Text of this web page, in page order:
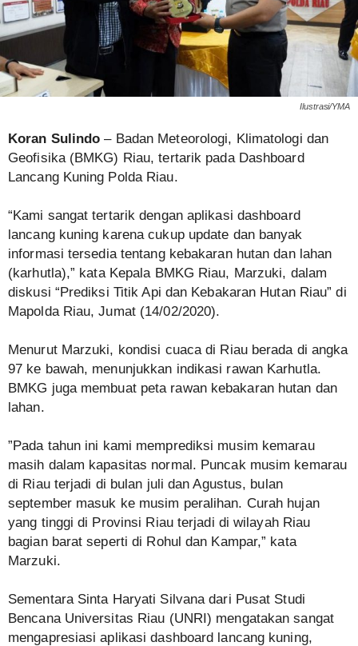
Ilustrasi/YMA
Koran Sulindo – Badan Meteorologi, Klimatologi dan
Geofisika (BMKG) Riau, tertarik pada Dashboard
Lancang Kuning Polda Riau.
“Kami sangat tertarik dengan aplikasi dashboard
lancang kuning karena cukup update dan banyak
informasi tersedia tentang kebakaran hutan dan lahan
(karhutla),” kata Kepala BMKG Riau, Marzuki, dalam
diskusi “Prediksi Titik Api dan Kebakaran Hutan Riau” di
Mapolda Riau, Jumat (14/02/2020).
Menurut Marzuki, kondisi cuaca di Riau berada di angka
97 ke bawah, menunjukkan indikasi rawan Karhutla.
BMKG juga membuat peta rawan kebakaran hutan dan
lahan.
”Pada tahun ini kami memprediksi musim kemarau
masih dalam kapasitas normal. Puncak musim kemarau
di Riau terjadi di bulan juli dan Agustus, bulan
september masuk ke musim peralihan. Curah hujan
yang tinggi di Provinsi Riau terjadi di wilayah Riau
bagian barat seperti di Rohul dan Kampar,” kata
Marzuki.
Sementara Sinta Haryati Silvana dari Pusat Studi
Bencana Universitas Riau (UNRI) mengatakan sangat
mengapresiasi aplikasi dashboard lancang kuning,